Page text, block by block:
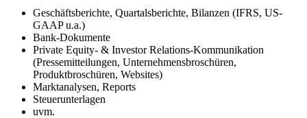
Geschäftsberichte, Quartalsberichte, Bilanzen (IFRS, US-
GAAP u.a.)
Bank-Dokumente
Private Equity- & Investor Relations-Kommunikation
(Pressemitteilungen, Unternehmensbroschüren,
Produktbroschüren, Websites)
Marktanalysen, Reports
Steuerunterlagen
uvm.